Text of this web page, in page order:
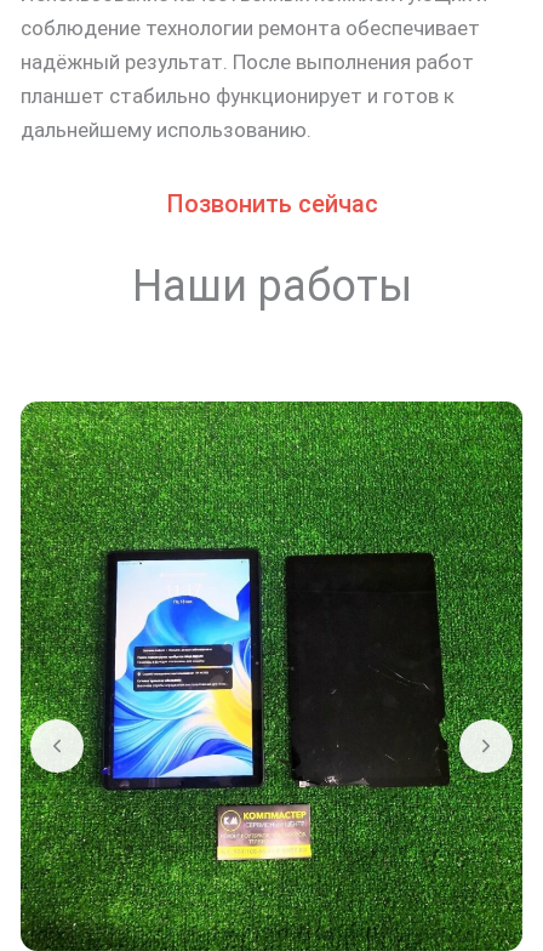
соблюдение технологии ремонта обеспечивает
надёжный результат. После выполнения работ
планшет стабильно функционирует и готов к
дальнейшему использованию.
Позвонить сейчас
Наши работы